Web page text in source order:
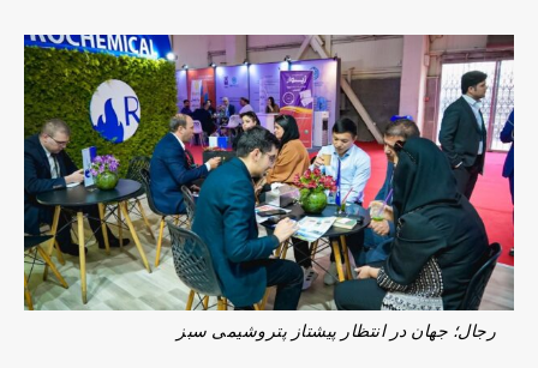
رجال؛ جهان در انتظار پیشتاز پتروشیمی سبز